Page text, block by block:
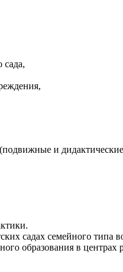
сада,
и
садах семейного типа
образования в центрах